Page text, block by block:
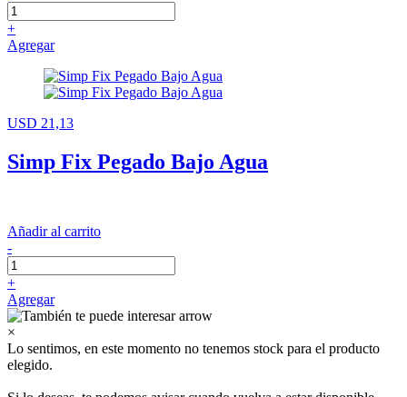
+
Agregar
USD 21,13
Simp Fix Pegado Bajo Agua
Añadir al carrito
-
+
Agregar
×
Lo sentimos, en este momento no tenemos stock para el producto
elegido.